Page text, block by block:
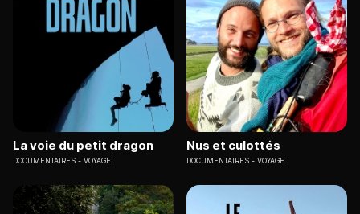
La voie du petit dragon
DOCUMENTAIRES VOYAGE
Nus et culottés
DOCUMENTAIRES VOYAGE